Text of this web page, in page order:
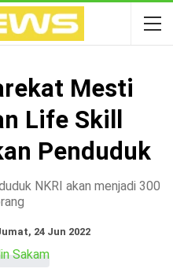
Mesti
Life Skill
Penduduk
NKRI akan menjadi 300
24 Jun 2022